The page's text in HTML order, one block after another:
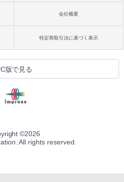
会社概要
特定商取引法に基づく表示
版で見る
©2026
All rights reserved.